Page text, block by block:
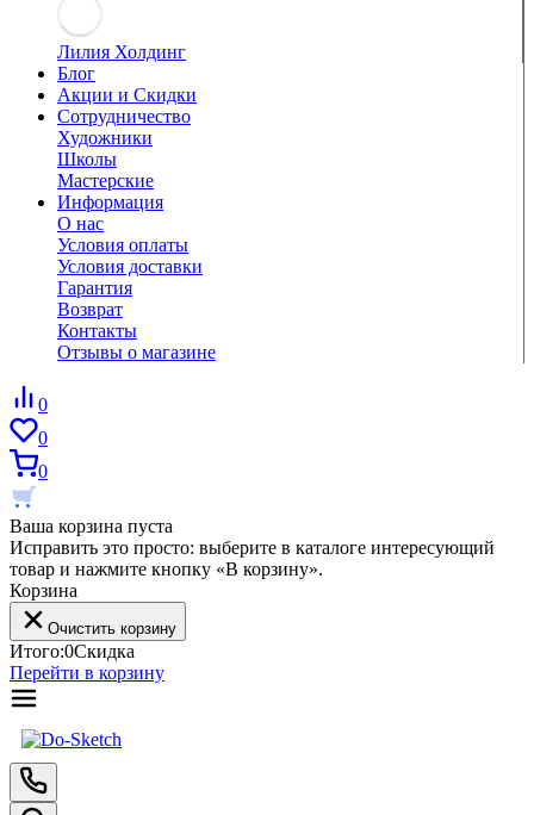
Лилия Холдинг
Блог
Акции и Скидки
Сотрудничество
Художники
Школы
Мастерские
Информация
О нас
Условия оплаты
Условия доставки
Гарантия
Возврат
Контакты
Отзывы о магазине
0
0
0
Ваша корзина пуста
Исправить это просто: выберите в каталоге интересующий
товар и нажмите кнопку «В корзину».
Корзина
Очистить корзину
Итого:0Скидка
Перейти в корзину